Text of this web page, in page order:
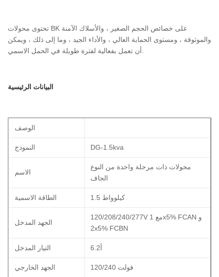
تحتوى محولات BK على خصائص الحجم الصغير ، والأسلاك الآمنة
والموثوقة ، ومستوى الحماية العالي ، والأداء الجيد ، وما إلى ذلك ، ويمكن
البيانات الرئيسية
الوصف
النموذج DG-1.5kva
الاسم
محولات ذات مرحلة واحدة من النوع
الجاف
الطاقة الاسمية 1.5 كيلوواط
الجهد المدخل
120/208/240/277V مع 1x5% FCAN و
2x5% FCBN
التيار المدخل 6.2أ
الجهد الخارجي 120/240 فولت